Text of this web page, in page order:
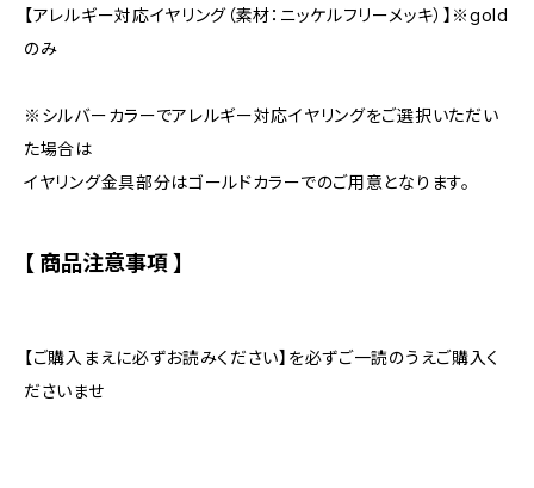
【アレルギー対応イヤリング（素材：ニッケルフリーメッキ）】※gold
のみ
※シルバーカラーでアレルギー対応イヤリングをご選択いただい
た場合は
イヤリング金具部分はゴールドカラーでのご用意となります。
【 商品注意事項 】
【ご購入まえに必ずお読みください】を必ずご一読のうえご購入く
ださいませ